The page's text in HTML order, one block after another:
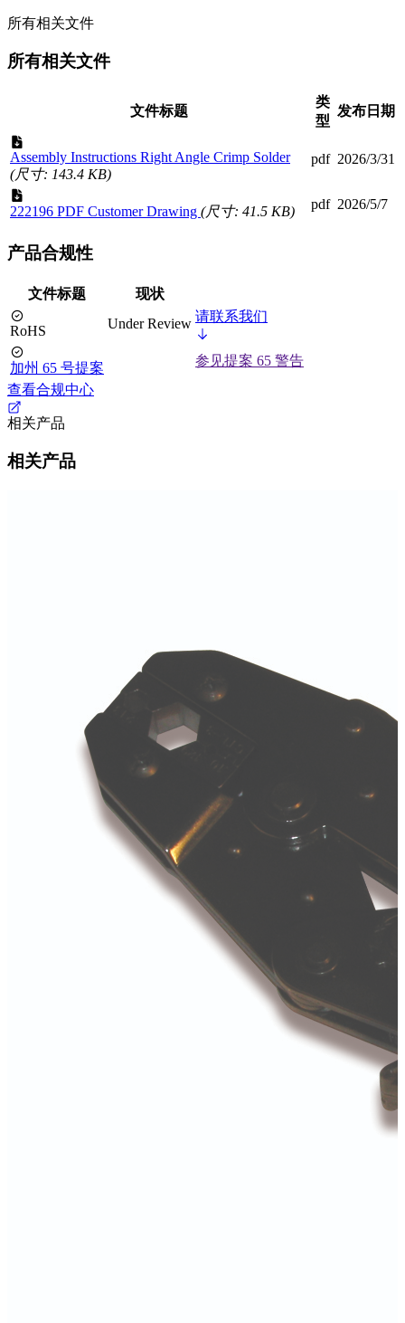
所有相关文件
所有相关文件
文件标题
类
型
发布日期
Assembly Instructions Right Angle Crimp Solder
(尺寸: 143.4 KB)
pdf 2026/3/31
222196 PDF Customer Drawing (尺寸: 41.5 KB) pdf 2026/5/7
产品合规性
文件标题 现状
RoHS Under Review 请联系我们
加州 65 号提案
参见提案 65 警告
查看合规中心
相关产品
相关产品